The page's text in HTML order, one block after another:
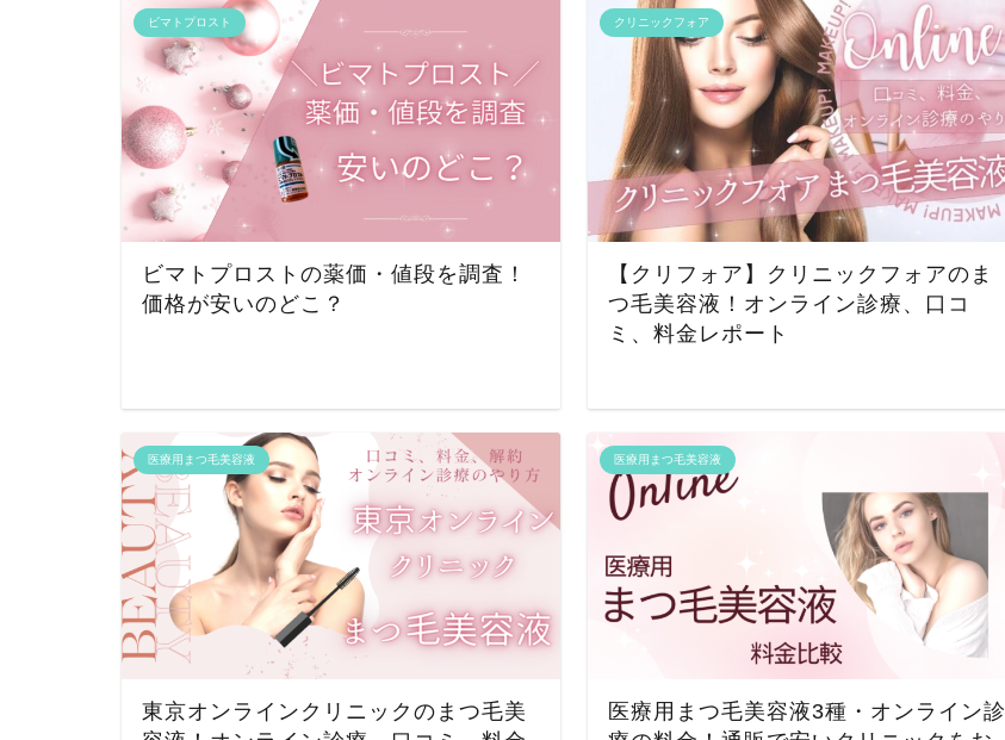
ビマトプロスト
ビマトプロストの薬価・値段を調査！
価格が安いのどこ？
クリニックフォア
【クリフォア】クリニックフォアのま
つ毛美容液！オンライン診療、口コ
ミ、料金レポート
医療用まつ毛美容液
東京オンラインクリニックのまつ毛美
医療用まつ毛美容液
医療用まつ毛美容液3種・オンライン診